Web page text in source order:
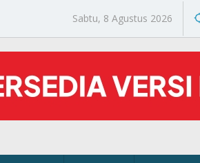
Sabtu, 8 Agustus 2026